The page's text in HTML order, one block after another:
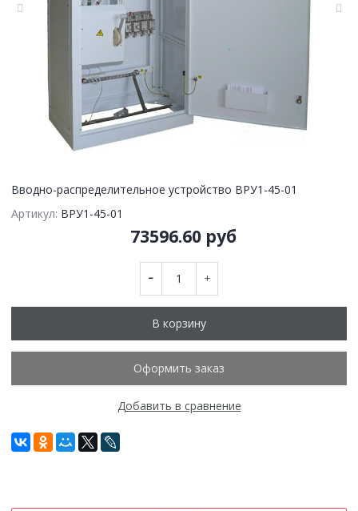
Вводно-распределительное устройство ВРУ1-45-01
Артикул: ВРУ1-45-01
73596.60 руб
В корзину
Оформить заказ
Добавить в сравнение